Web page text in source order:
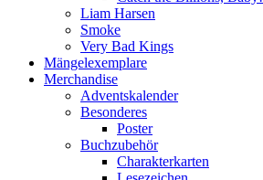
Liam Harsen
Smoke
Very Bad Kings
Mängelexemplare
Merchandise
Adventskalender
Besonderes
Poster
Buchzubehör
Charakterkarten